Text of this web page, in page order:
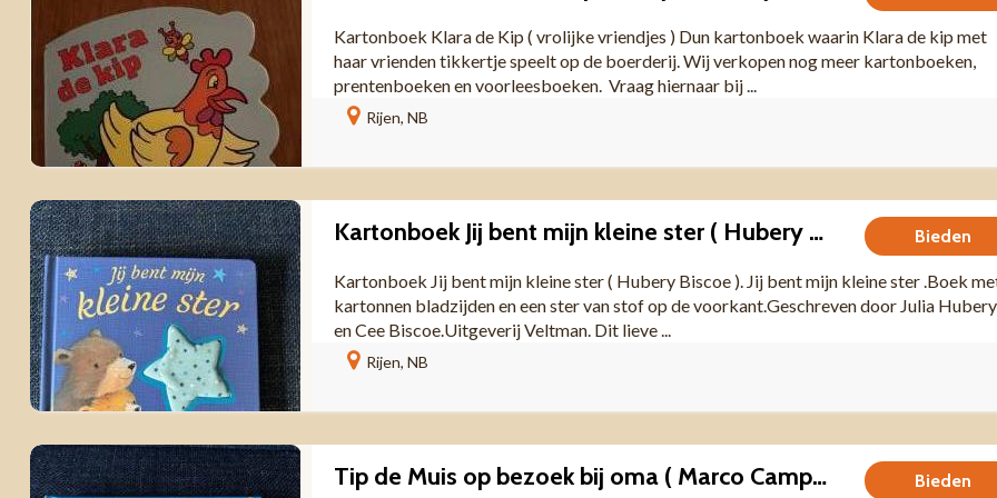
Kartonboek Klara de Kip ( vrolijke vriendjes ) Dun kartonboek waarin Klara de kip met
haar vrienden tikkertje speelt op de boerderij. Wij verkopen nog meer kartonboeken,
prentenboeken en voorleesboeken. Vraag hiernaar bij ...
Rijen, NB
Bieden
Kartonboek Jij bent mijn kleine ster ( Hubery Biscoe ).
Kartonboek Jij bent mijn kleine ster ( Hubery Biscoe ). Jij bent mijn kleine ster .Boek
kartonnen bladzijden en een ster van stof op de voorkant.Geschreven door Julia Hubery
en Cee Biscoe.Uitgeverij Veltman. Dit lieve ...
Rijen, NB
Bieden
Tip de Muis op bezoek bij oma ( Marco Campanella )